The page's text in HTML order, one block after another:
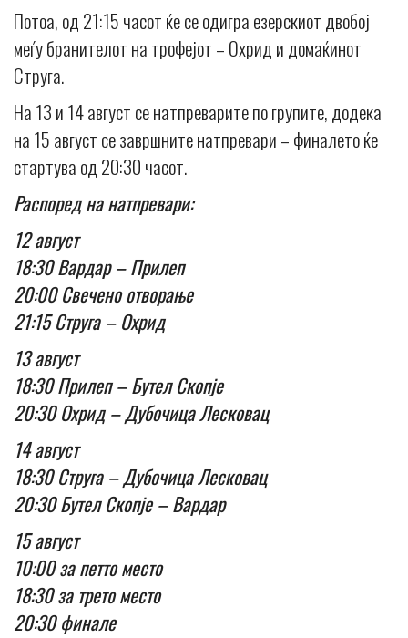
Потоа, од 21:15 часот ќе се одигра езерскиот двобој
меѓу бранителот на трофејот – Охрид и домаќинот
Струга.
На 13 и 14 август се натпреварите по групите, додека
на 15 август се завршните натпревари – финалето ќе
стартува од 20:30 часот.
Распоред на натпревари:
12 август
18:30 Вардар – Прилеп
20:00 Свечено отворање
21:15 Струга – Охрид
13 август
18:30 Прилеп – Бутел Скопје
20:30 Охрид – Дубочица Лесковац
14 август
18:30 Струга – Дубочица Лесковац
20:30 Бутел Скопје – Вардар
15 август
10:00 за петто место
18:30 за трето место
20:30 финале